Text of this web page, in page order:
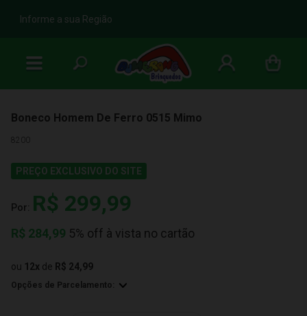
b
Informe a sua Região
Boneco Homem De Ferro 0515 Mimo
8200
PREÇO EXCLUSIVO DO SITE
Por: R$ 299,99
R$ 284,99 5% off à vista no cartão
ou 12x de R$ 24,99
Opções de Parcelamento: